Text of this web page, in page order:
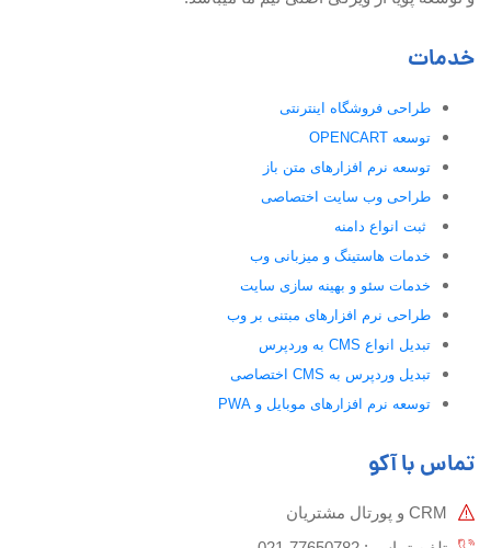
خدمات
طراحی فروشگاه اینترنتی
توسعه OPENCART
توسعه نرم افزارهای متن باز
طراحی وب سایت اختصاصی
ثبت انواع دامنه
خدمات هاستینگ و میزبانی وب
خدمات سئو و بهینه سازی سایت
طراحی نرم افزارهای مبتنی بر وب
تبدیل انواع CMS به وردپرس
تبدیل وردپرس به CMS اختصاصی
توسعه نرم افزارهای موبایل و PWA
تماس با آکو
CRM و پورتال مشتریان